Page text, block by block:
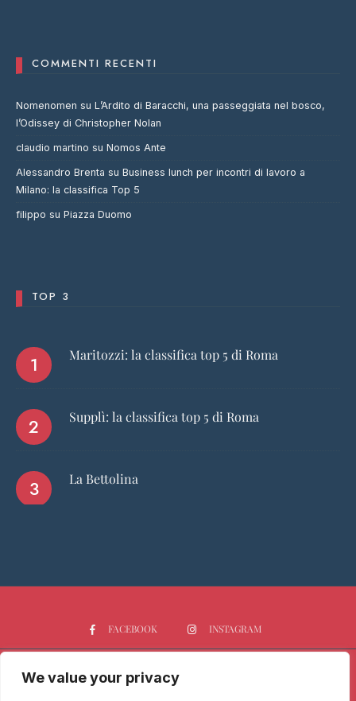
We value your privacy
COMMENTI RECENTI
Nomenomen su L’Ardito di Baracchi, una passeggiata nel bosco,
l’Odissey di Christopher Nolan
claudio martino su Nomos Ante
Alessandro Brenta su Business lunch per incontri di lavoro a
Milano: la classifica Top 5
filippo su Piazza Duomo
TOP 3
Maritozzi: la classifica top 5 di Roma
Supplì: la classifica top 5 di Roma
La Bettolina
FACEBOOK INSTAGRAM
HOME CHI SIAMO